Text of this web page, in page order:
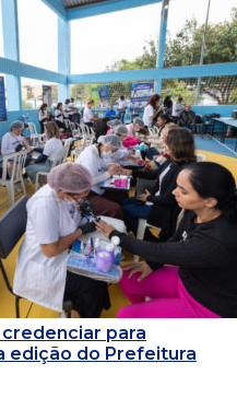
para
edição do Prefeitura